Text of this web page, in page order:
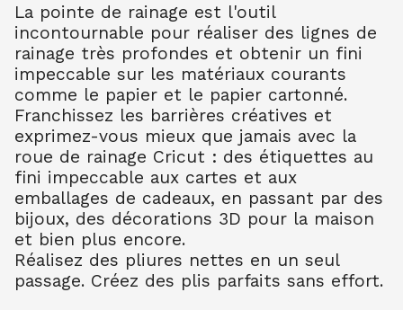
La pointe de rainage est l'outil
incontournable pour réaliser des lignes de
rainage très profondes et obtenir un fini
impeccable sur les matériaux courants
comme le papier et le papier cartonné.
Franchissez les barrières créatives et
exprimez-vous mieux que jamais avec la
roue de rainage Cricut : des étiquettes au
fini impeccable aux cartes et aux
emballages de cadeaux, en passant par des
bijoux, des décorations 3D pour la maison
et bien plus encore.
Réalisez des pliures nettes en un seul
passage. Créez des plis parfaits sans effort.